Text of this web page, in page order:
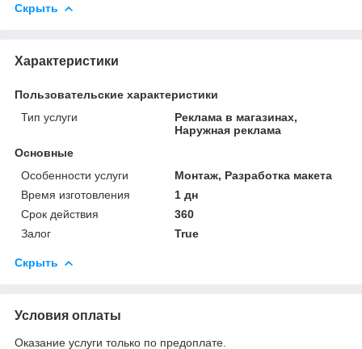
Скрыть
Характеристики
Пользовательские характеристики
Тип услуги
Реклама в магазинах,
Наружная реклама
Основные
Особенности услуги
Монтаж, Разработка макета
Время изготовления
1 дн
Срок действия
360
Залог
True
Скрыть
Условия оплаты
Оказание услуги только по предоплате.